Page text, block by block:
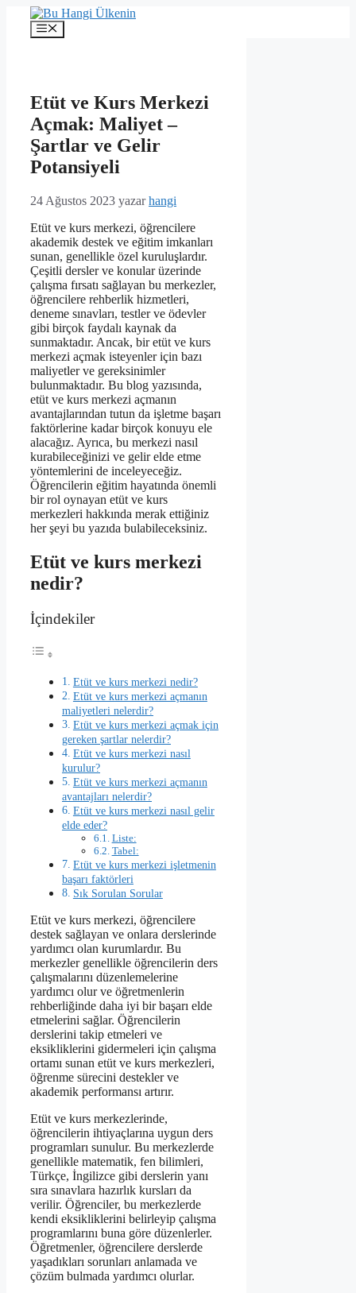
İçeriğe
Menü
Etüt ve Kurs Merkezi
Açmak: Maliyet –
Şartlar ve Gelir
Potansiyeli
24 Ağustos 2023 yazarhangi
Etüt ve kurs merkezi, öğrencilere
akademik destek ve eğitim imkanları
sunan, genellikle özel kuruluşlardır.
Çeşitli dersler ve konular üzerinde
çalışma fırsatı sağlayan bu merkezler,
öğrencilere rehberlik hizmetleri,
deneme sınavları, testler ve ödevler
gibi birçok faydalı kaynak da
sunmaktadır. Ancak, bir etüt ve kurs
merkezi açmak isteyenler için bazı
maliyetler ve gereksinimler
bulunmaktadır. Bu blog yazısında,
etüt ve kurs merkezi açmanın
avantajlarından tutun da işletme başarı
faktörlerine kadar birçok konuyu ele
alacağız. Ayrıca, bu merkezi nasıl
kurabileceğinizi ve gelir elde etme
yöntemlerini de inceleyeceğiz.
Öğrencilerin eğitim hayatında önemli
bir rol oynayan etüt ve kurs
merkezleri hakkında merak ettiğiniz
her şeyi bu yazıda bulabileceksiniz.
Etüt ve kurs merkezi
nedir?
İçindekiler
Etüt ve kurs merkezi nedir?
Etüt ve kurs merkezi açmanın
maliyetleri nelerdir?
Etüt ve kurs merkezi açmak için
gereken şartlar nelerdir?
Etüt ve kurs merkezi nasıl
kurulur?
Etüt ve kurs merkezi açmanın
avantajları nelerdir?
Etüt ve kurs merkezi nasıl gelir
elde eder?
Liste:
Tabel:
Etüt ve kurs merkezi işletmenin
başarı faktörleri
Sık Sorulan Sorular
Etüt ve kurs merkezi, öğrencilere
destek sağlayan ve onlara derslerinde
yardımcı olan kurumlardır. Bu
merkezler genellikle öğrencilerin ders
çalışmalarını düzenlemelerine
yardımcı olur ve öğretmenlerin
rehberliğinde daha iyi bir başarı elde
etmelerini sağlar. Öğrencilerin
derslerini takip etmeleri ve
eksikliklerini gidermeleri için çalışma
ortamı sunan etüt ve kurs merkezleri,
öğrenme sürecini destekler ve
akademik performansı artırır.
Etüt ve kurs merkezlerinde,
öğrencilerin ihtiyaçlarına uygun ders
programları sunulur. Bu merkezlerde
genellikle matematik, fen bilimleri,
Türkçe, İngilizce gibi derslerin yanı
sıra sınavlara hazırlık kursları da
verilir. Öğrenciler, bu merkezlerde
kendi eksikliklerini belirleyip çalışma
programlarını buna göre düzenlerler.
Öğretmenler, öğrencilere derslerde
yaşadıkları sorunları anlamada ve
çözüm bulmada yardımcı olurlar.